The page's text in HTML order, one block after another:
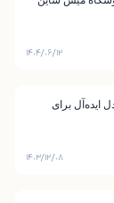
۱۴۰۴/۰۶/۱۲
برای افراد لاغر: 7 مدل ایده‌آل برای
۱۴۰۳/۱۲/۰۸